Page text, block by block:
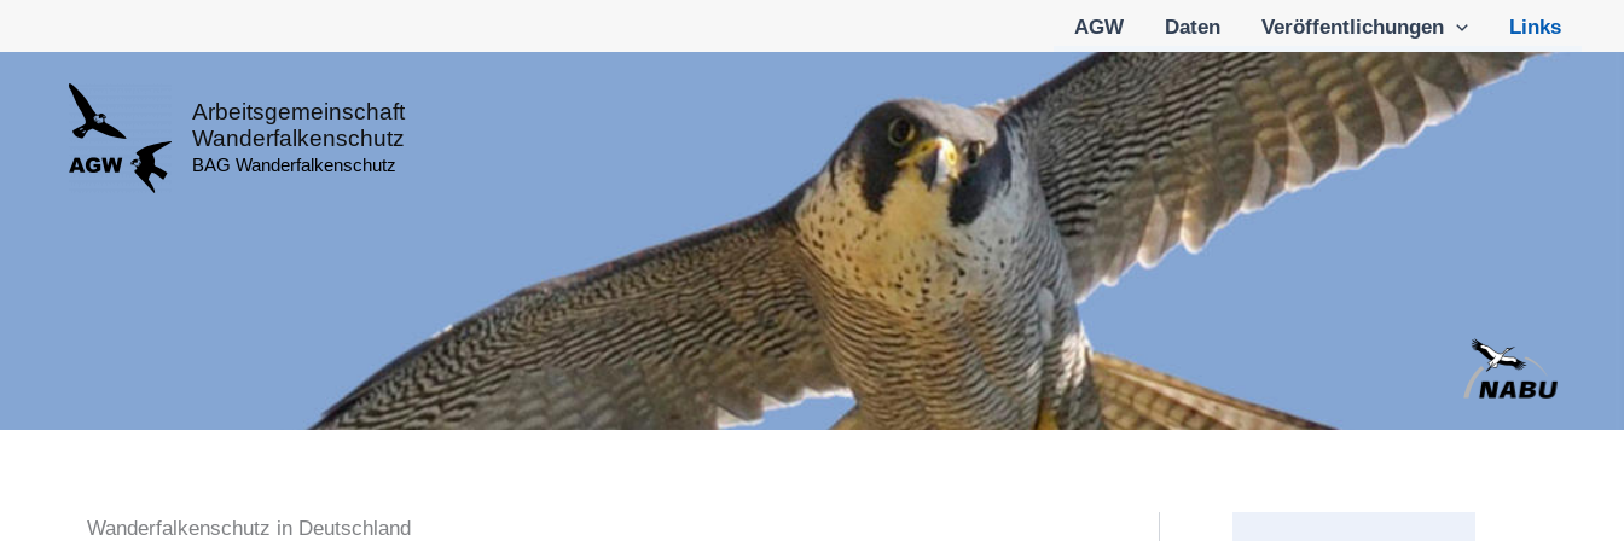
to
AGW Daten Veröffentlichungen Links
Arbeitsgemeinschaft
Wanderfalkenschutz
BAG Wanderfalkenschutz
Wanderfalkenschutz in Deutschland